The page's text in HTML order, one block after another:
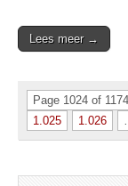
Lees meer →
Page 1024 of 1174
1.025
1.026